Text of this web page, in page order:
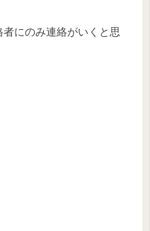
にのみ連絡がいくと思